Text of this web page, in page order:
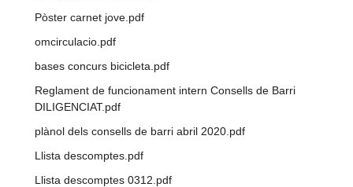
Pòster carnet jove.pdf
omcirculacio.pdf
bases concurs bicicleta.pdf
Reglament de funcionament intern Consells de Barri
DILIGENCIAT.pdf
plànol dels consells de barri abril 2020.pdf
Llista descomptes.pdf
Llista descomptes 0312.pdf